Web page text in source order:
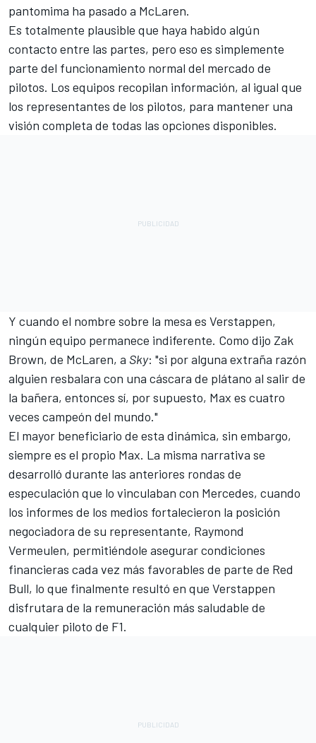
pantomima ha pasado a McLaren.
Es totalmente plausible que haya habido algún
contacto entre las partes, pero eso es simplemente
parte del funcionamiento normal del mercado de
pilotos. Los equipos recopilan información, al igual que
los representantes de los pilotos, para mantener una
visión completa de todas las opciones disponibles.
Y cuando el nombre sobre la mesa es Verstappen,
ningún equipo permanece indiferente. Como dijo Zak
Brown, de McLaren, a Sky: "si por alguna extraña razón
alguien resbalara con una cáscara de plátano al salir de
la bañera, entonces sí, por supuesto, Max es cuatro
veces campeón del mundo."
El mayor beneficiario de esta dinámica, sin embargo,
siempre es el propio Max. La misma narrativa se
desarrolló durante las anteriores rondas de
especulación que lo vinculaban con Mercedes, cuando
los informes de los medios fortalecieron la posición
negociadora de su representante, Raymond
Vermeulen, permitiéndole asegurar condiciones
financieras cada vez más favorables de parte de Red
Bull, lo que finalmente resultó en que Verstappen
disfrutara de la remuneración más saludable de
cualquier piloto de F1.